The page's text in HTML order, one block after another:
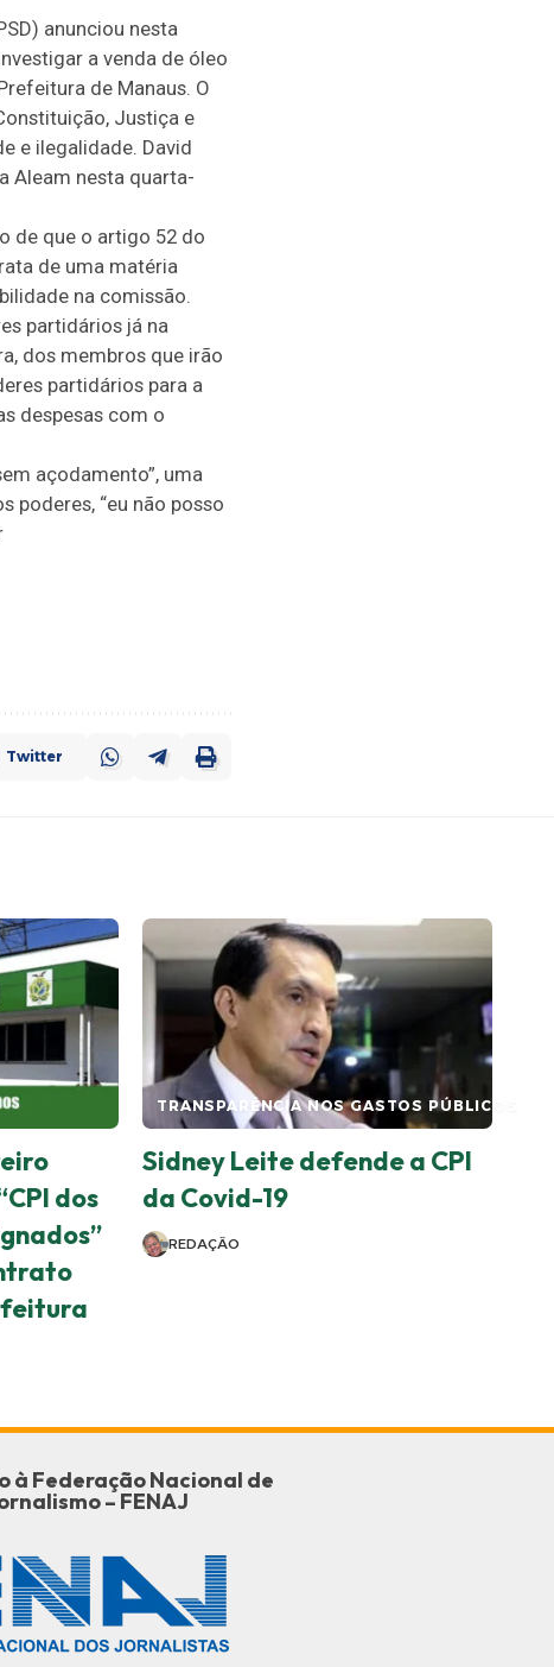
anunciou nesta
a venda de óleo
de Manaus. O
Justiça e
e ilegalidade. David
Aleam nesta quarta-
de que o artigo 52 do
de uma matéria
na comissão.
partidários já na
dos membros que irão
partidários para a
despesas com o
açodamento”, uma
poderes, “eu não posso
Twitter
dos
TRANSPARÊNCIA NOS GASTOS PÚBLICOS
Sidney Leite defende a CPI
da Covid-19
REDAÇÃO
à Federação Nacional de
– FENAJ